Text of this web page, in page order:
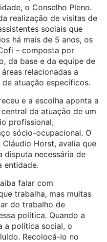
o Conselho Pleno.
realização de visitas de
sociais que
há mais de 5 anos, os
– composta por
da base e da equipe de
relacionadas a
atuação específicos.
e a escolha aponta a
da atuação de um
profissional,
sócio-ocupacional. O
Cláudio Horst, avalia que
disputa necessária de
entidade.
falar com
trabalha, mas muitas
do trabalho de
política. Quando a
a política social, o
Recolocá-lo no